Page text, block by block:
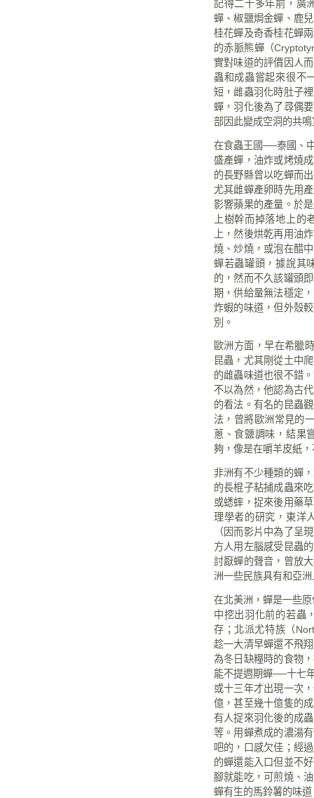
記得二十多年前，廣
蟬、椒鹽焗金蟬、鹿
桂花蟬及奇香桂花蟬
的赤脈熊蟬（
實對味道的評價因人
蟲和成蟲嘗起來很不
短，雌蟲羽化時肚子
蟬，羽化後為了尋偶
部因此變成空洞的共
在食蟲王國──泰國、
盛產蟬，油炸或烤燒
的長野縣曾以吃蟬而
尤其雌蟬產卵時先用
影響蘋果的產量。於
上樹幹而掉落地上的
上，然後烘乾再用油
燒、炒燒，或泡在醋
蟬若蟲罐頭，據說其
的，然而不久該罐頭
期，供給量無法穩定
炸蝦的味道，但外殼
別。
歐洲方面，早在希臘
昆蟲，尤其剛從土中
的雌蟲味道也很不錯
不以為然，他認為古
的看法。有名的昆蟲
法，曾將歐洲常見的
蔥、食鹽調味，結果
夠，像是在嚼羊皮紙
非洲有不少種類的蟬
的長棍子粘捕成蟲來
或蟋蟀，捉來後用藥
理學者的研究，東洋
（因而影片中為了呈
方人用左腦感受昆蟲
討厭蟬的聲音，曾放
洲一些民族具有和亞
在北美洲，蟬是一些
中挖出羽化前的若蟲
存；北派尤特族（
趁一大清早蟬還不飛
為冬日缺糧時的食物
能不提週期蟬──十七
或十三年才出現一次
億，甚至幾十億隻的
有人捉來羽化後的成
等。用蟬煮成的濃湯
吧的，口感欠佳；經
的蟬還能入口但並不
腳就能吃，可煎燒、
蟬有生的馬鈴薯的味